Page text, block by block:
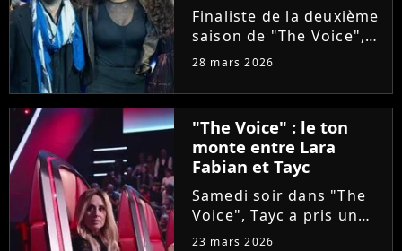
Finaliste de la deuxième
saison de "The Voice",
Olympe se livre à coeur
le chanteur révèle que
sa carrière a été
sabotée par une
personne malveillante
qui a...
28 mars 2026
"The Voice" : le ton
monte entre Lara
Fabian et Tayc
Samedi soir dans "The
Voice", Tayc a pris un
malin plaisir à bloquer
23 mars 2026